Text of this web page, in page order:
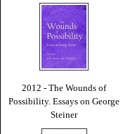
2012 - The Wounds of
Possibility. Essays on George
Steiner